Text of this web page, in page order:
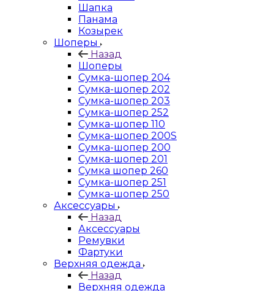
Шапка
Панама
Козырек
Шоперы
Назад
Шоперы
Сумка-шопер 204
Сумка-шопер 202
Сумка-шопер 203
Сумка-шопер 252
Сумка-шопер 110
Сумка-шопер 200S
Сумка-шопер 200
Сумка-шопер 201
Сумка шопер 260
Сумка-шопер 251
Сумка-шопер 250
Аксессуары
Назад
Аксессуары
Ремувки
Фартуки
Верхняя одежда
Назад
Верхняя одежда